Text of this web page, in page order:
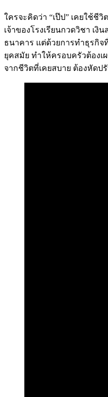
ใครจะคิดว่า “เป๊ป” เคยใช้
เจ้าของโรงเรียนกวดวิชา เ
ธนาคาร แต่ด้วยการทำธุรกิจ
ยุคสมัย ทำให้ครอบครัวต้อง
จากชีวิตที่เคยสบาย ต้องหัด